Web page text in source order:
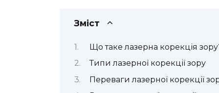
Зміст
Що таке лазерна корекція
Типи лазерної корекції зору
Переваги лазерної корекції